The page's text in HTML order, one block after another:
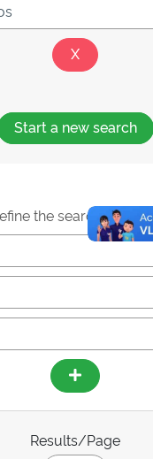
Start a new search
the search results.
Results/Page